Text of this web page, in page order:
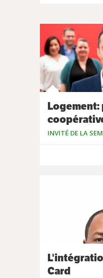
Logement:
INVITÉ DE LA
Card